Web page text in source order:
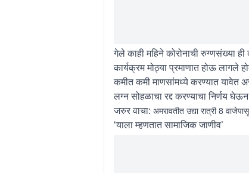
गेले काही महिने कोरोनाची रुग्णसंख्या
कार्यक्रम मोठ्या प्रमाणात होऊ लागले
कमीत कमी माणसांमध्ये करण्यात यावेत
लग्न सोहळाचा रद्द करण्याचा निर्णय
जरुर वाचा: अमरावतीत उद्या रात्री 8
‘याला म्हणतात सामाजिक जाणीव’